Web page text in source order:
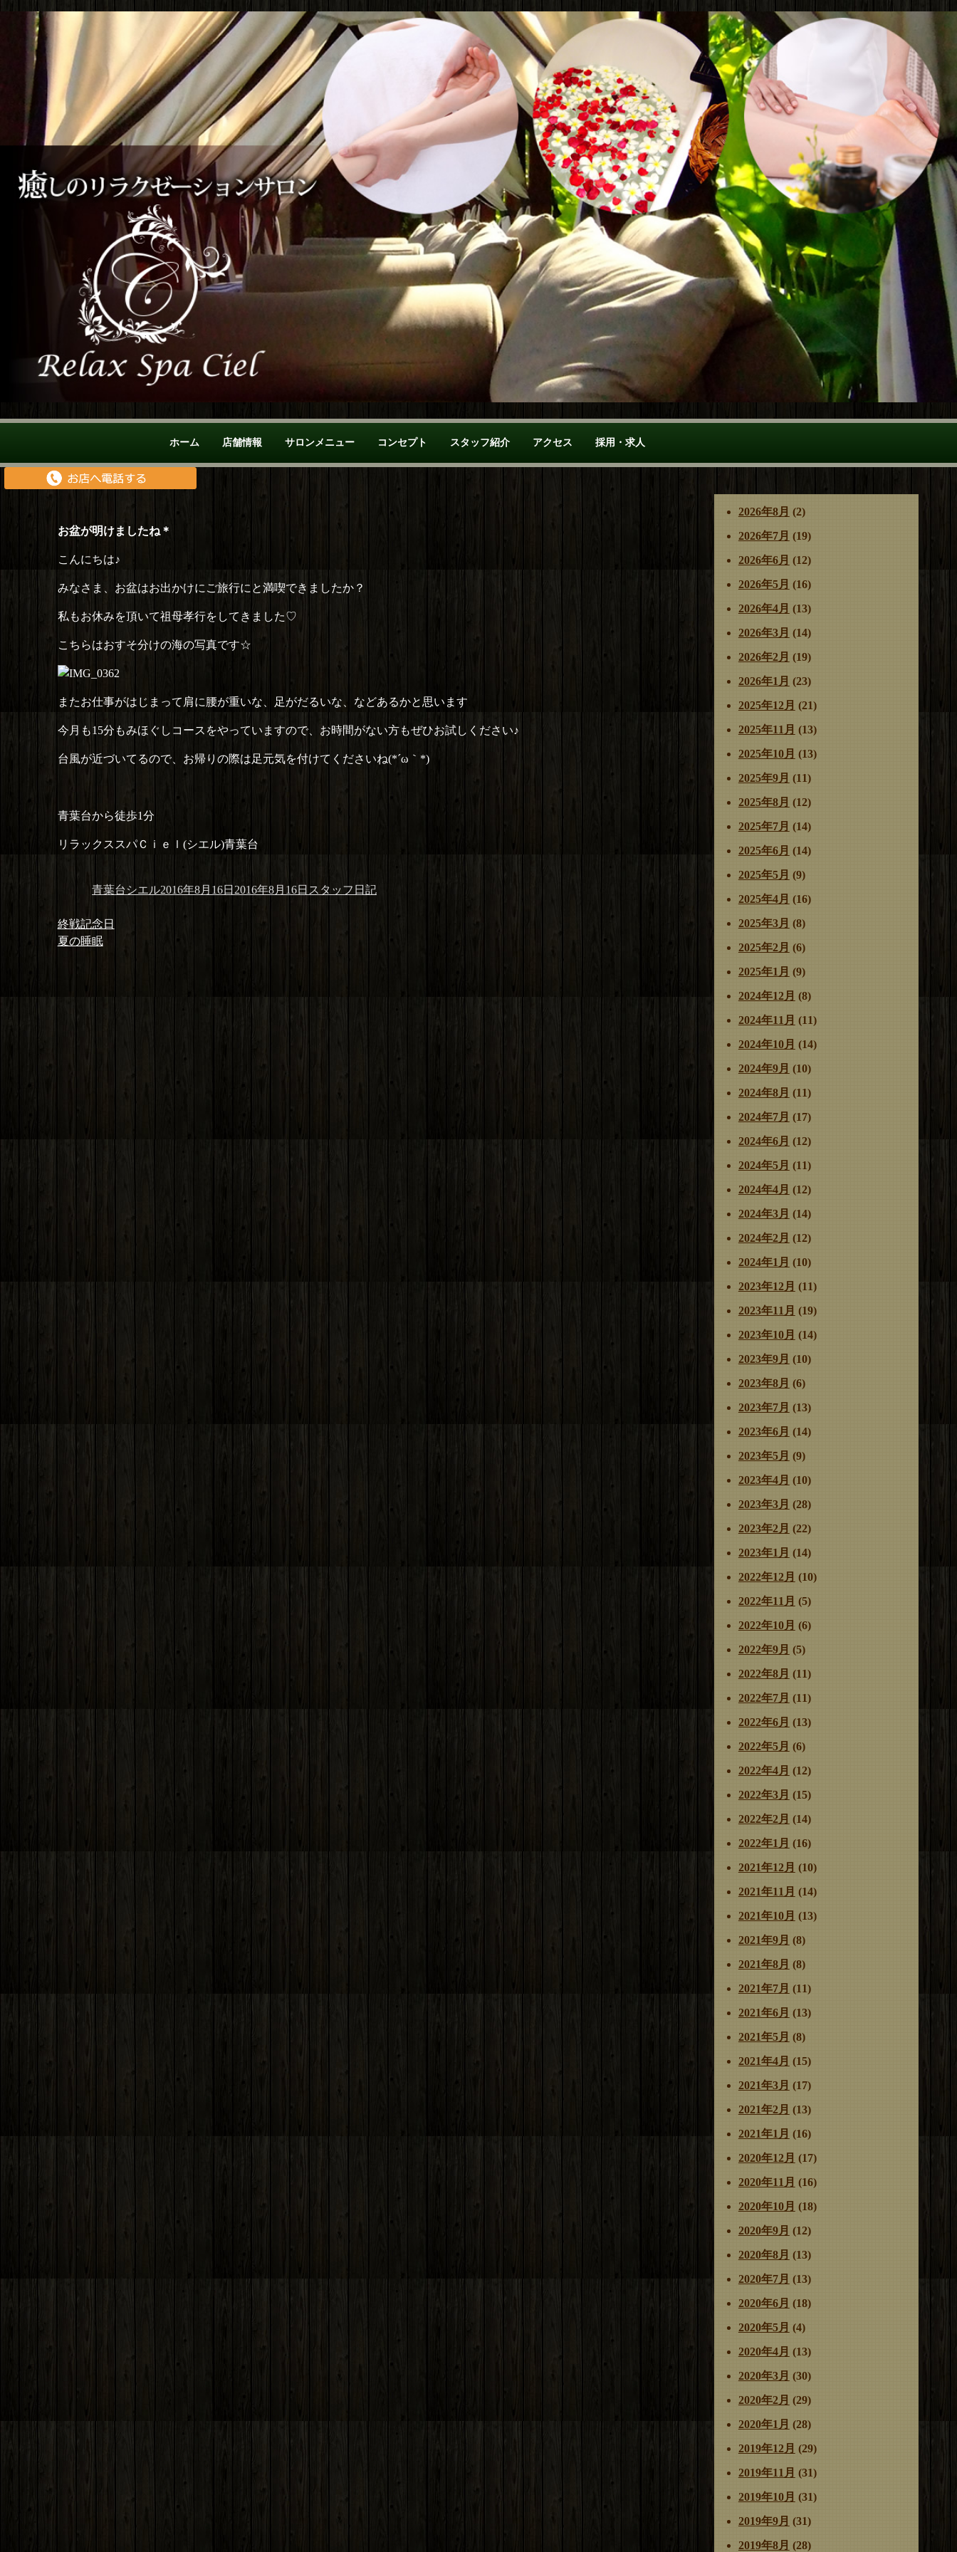
ホーム 店舗情報 サロンメニュー コンセプト スタッフ紹介 アクセス 採用・求人
お盆が明けましたね＊
こんにちは♪
みなさま、お盆はお出かけにご旅行にと満喫できましたか？
私もお休みを頂いて祖母孝行をしてきました♡
こちらはおすそ分けの海の写真です☆
またお仕事がはじまって肩に腰が重いな、足がだるいな、などあるかと思います
今月も15分もみほぐしコースをやっていますので、お時間がない方もぜひお試しください♪
台風が近づいてるので、お帰りの際は足元気を付けてくださいね(*´ω｀*)
青葉台から徒歩1分
リラックススパＣｉｅｌ(シエル)青葉台
投
者
青葉台シエル投
2016年8月16日 2016年8月16日 カ
スタッフ日記
投
稿
前
の
終戦記念日
次
夏の睡眠
2026年8月 (2)
2026年7月 (19)
2026年6月 (12)
2026年5月 (16)
2026年4月 (13)
2026年3月 (14)
2026年2月 (19)
2026年1月 (23)
2025年12月 (21)
2025年11月 (13)
2025年10月 (13)
2025年9月 (11)
2025年8月 (12)
2025年7月 (14)
2025年6月 (14)
2025年5月 (9)
2025年4月 (16)
2025年3月 (8)
2025年2月 (6)
2025年1月 (9)
2024年12月 (8)
2024年11月 (11)
2024年10月 (14)
2024年9月 (10)
2024年8月 (11)
2024年7月 (17)
2024年6月 (12)
2024年5月 (11)
2024年4月 (12)
2024年3月 (14)
2024年2月 (12)
2024年1月 (10)
2023年12月 (11)
2023年11月 (19)
2023年10月 (14)
2023年9月 (10)
2023年8月 (6)
2023年7月 (13)
2023年6月 (14)
2023年5月 (9)
2023年4月 (10)
2023年3月 (28)
2023年2月 (22)
2023年1月 (14)
2022年12月 (10)
2022年11月 (5)
2022年10月 (6)
2022年9月 (5)
2022年8月 (11)
2022年7月 (11)
2022年6月 (13)
2022年5月 (6)
2022年4月 (12)
2022年3月 (15)
2022年2月 (14)
2022年1月 (16)
2021年12月 (10)
2021年11月 (14)
2021年10月 (13)
2021年9月 (8)
2021年8月 (8)
2021年7月 (11)
2021年6月 (13)
2021年5月 (8)
2021年4月 (15)
2021年3月 (17)
2021年2月 (13)
2021年1月 (16)
2020年12月 (17)
2020年11月 (16)
2020年10月 (18)
2020年9月 (12)
2020年8月 (13)
2020年7月 (13)
2020年6月 (18)
2020年5月 (4)
2020年4月 (13)
2020年3月 (30)
2020年2月 (29)
2020年1月 (28)
2019年12月 (29)
2019年11月 (31)
2019年10月 (31)
2019年9月 (31)
2019年8月 (28)